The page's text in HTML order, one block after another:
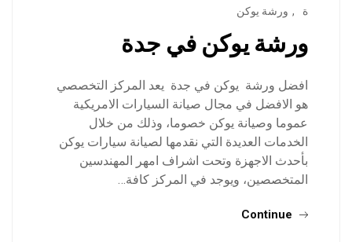
ة
, ورشة يوكن
ورشة يوكن في جدة
افضل ورشة يوكن في جدة يعد المركز التخصصي
هو الافضل في مجال صيانة السيارات الامريكية
عموما وصيانة يوكن خصوما، وذلك من خلال
الخدمات العديدة التي نقدمها لصيانة سيارات يوكن
بأحدث الاجهزة وتحت اشراف امهر المهندسين
المتخصصين، ويوجد في المركز كافة…
Continue